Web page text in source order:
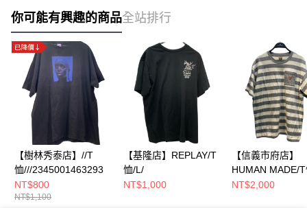
你可能有興趣的商品全站排行
【樹林秀泰店】//T
恤///2345001463293
NT$800
NT$1,100
【基隆店】REPLAY/T
恤/L/
NT$1,000
【信義市府店】
HUMAN MADE/
NT$2,000